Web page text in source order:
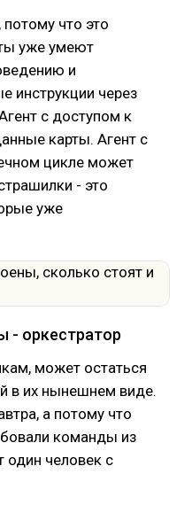
что это
уже умеют
и
инструкции через
с доступом к
карты. Агент с
цикле может
- это
уже
- оркестратор
может остаться
в их нынешнем виде.
а потому что
команды из
один человек с